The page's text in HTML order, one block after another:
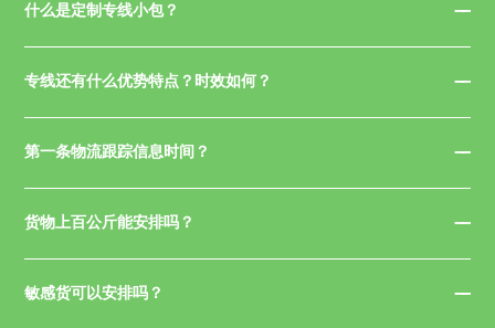
什么是定制专线小包？
专线还有什么优势特点？时效如何？
第一条物流跟踪信息时间？
货物上百公斤能安排吗？
敏感货可以安排吗？